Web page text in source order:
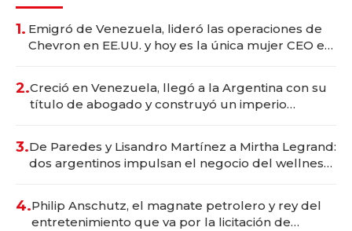
1. Emigró de Venezuela, lideró las operaciones de
Chevron en EE.UU. y hoy es la única mujer CEO en
2.Creció en Venezuela, llegó a la Argentina con su
título de abogado y construyó un imperio
3.De Paredes y Lisandro Martínez a Mirtha Legrand:
dos argentinos impulsan el negocio del wellness
4.Philip Anschutz, el magnate petrolero y rey del
entretenimiento que va por la licitación de